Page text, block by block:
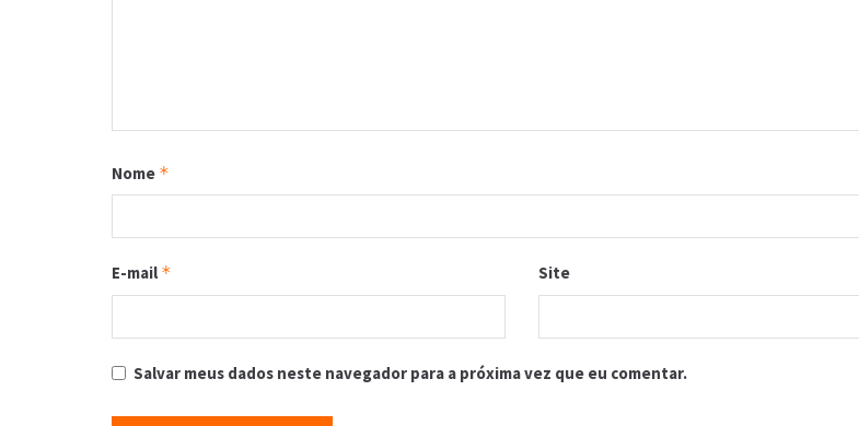
Nome *
E-mail * Site
Salvar meus dados neste navegador para a próxima vez que eu comentar.